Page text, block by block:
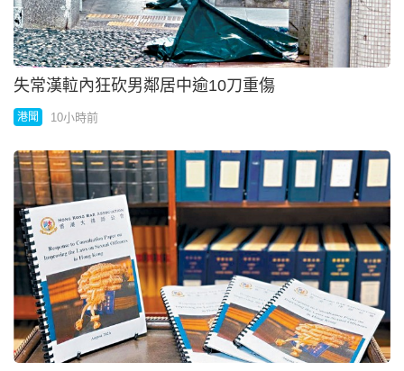
失常漢𨋢內狂砍男鄰居中逾10刀重傷
港聞 10小時前